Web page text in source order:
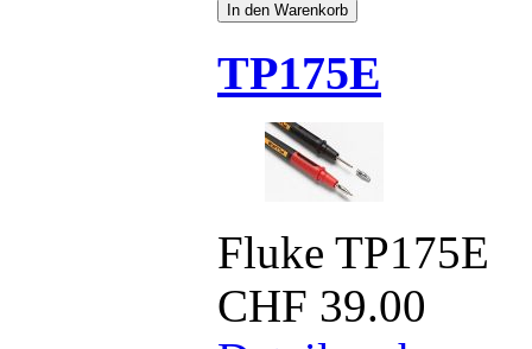
TP175E
Fluke TP175E
CHF 39.00